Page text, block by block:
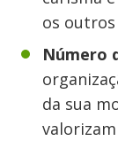
os outros
Número
da sua